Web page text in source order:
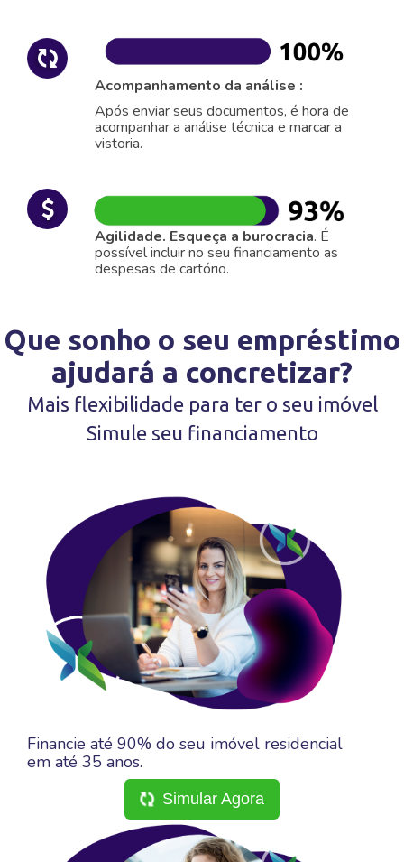
Acompanhamento da análise :
Após enviar seus documentos, é hora de
acompanhar a análise técnica e marcar a
vistoria.
Agilidade. Esqueça a burocracia. É
possível incluir no seu financiamento as
despesas de cartório.
Que sonho o seu empréstimo
ajudará a concretizar?
Mais flexibilidade para ter o seu imóvel
Simule seu financiamento
Financie até 90% do seu imóvel residencial
em até 35 anos.
Simular Agora